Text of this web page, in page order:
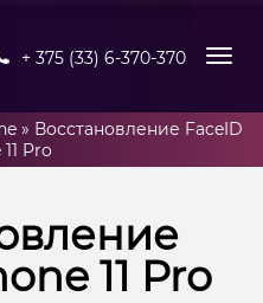
+ 375 (33) 6-370-370
» Восстановление FaceID
Pro
11 Pro